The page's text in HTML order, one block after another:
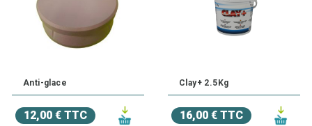
Anti-glace
12,00 € TTC
Clay+ 2.5Kg
16,00 € TTC